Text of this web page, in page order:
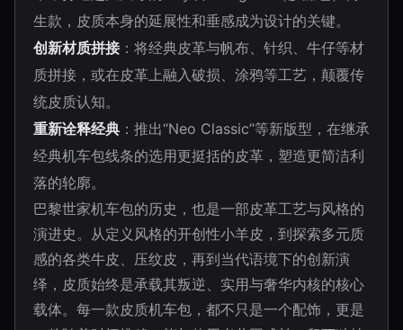
生款，皮质本身的延展性和垂感成为设计的关键。
创新材质拼接：将经典皮革与帆布、针织、牛仔等材
质拼接，或在皮革上融入破损、涂鸦等工艺，颠覆传
统皮质认知。
重新诠释经典 ：推出“Neo Classic”等新版型，在继承
经典机车包线条的选用更挺括的皮革，塑造更简洁利
落的轮廓。
巴黎世家机车包的历史，也是一部皮革工艺与风格的
演进史。从定义风格的开创性小羊皮，到探索多元质
感的各类牛皮、压纹皮，再到当代语境下的创新演
绎，皮质始终是承载其叛逆、实用与奢华内核的核心
载体。每一款皮质机车包，都不只是一个配饰，更是